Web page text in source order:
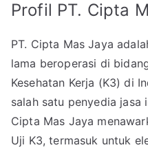
Profil PT. Cipta
PT. Cipta Mas Jaya
lama beroperasi di
Kesehatan Kerja (K3) di
salah satu penyedia jasa
Cipta Mas Jaya
Uji K3, termasuk untuk